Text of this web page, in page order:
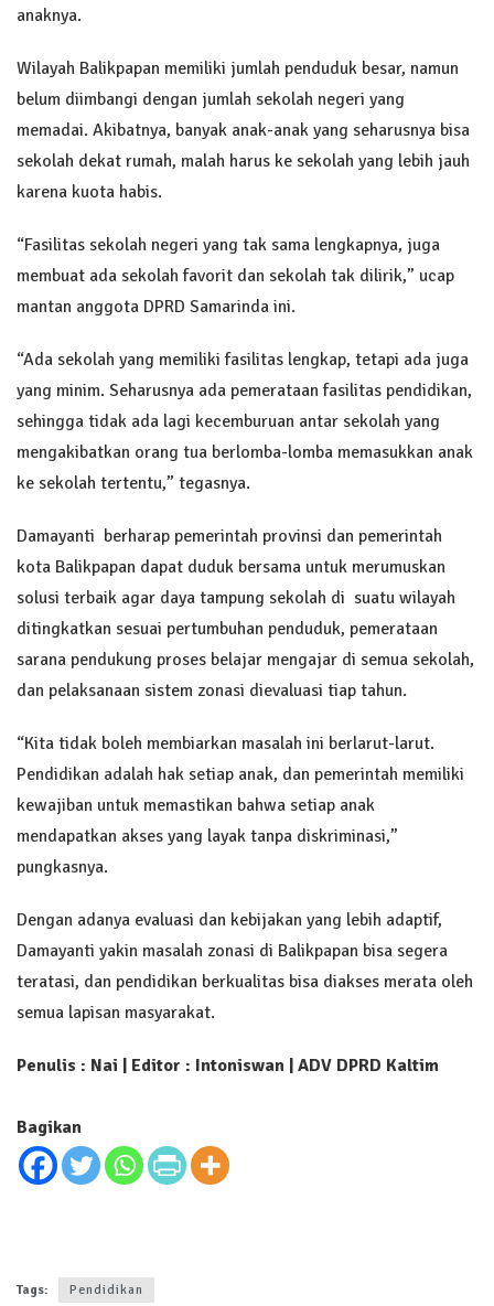
anaknya.
Wilayah Balikpapan memiliki jumlah penduduk besar, namun
belum diimbangi dengan jumlah sekolah negeri yang
memadai. Akibatnya, banyak anak-anak yang seharusnya bisa
sekolah dekat rumah, malah harus ke sekolah yang lebih jauh
karena kuota habis.
“Fasilitas sekolah negeri yang tak sama lengkapnya, juga
membuat ada sekolah favorit dan sekolah tak dilirik,” ucap
mantan anggota DPRD Samarinda ini.
“Ada sekolah yang memiliki fasilitas lengkap, tetapi ada juga
yang minim. Seharusnya ada pemerataan fasilitas pendidikan,
sehingga tidak ada lagi kecemburuan antar sekolah yang
mengakibatkan orang tua berlomba-lomba memasukkan anak
ke sekolah tertentu,” tegasnya.
Damayanti berharap pemerintah provinsi dan pemerintah
kota Balikpapan dapat duduk bersama untuk merumuskan
solusi terbaik agar daya tampung sekolah di suatu wilayah
ditingkatkan sesuai pertumbuhan penduduk, pemerataan
sarana pendukung proses belajar mengajar di semua sekolah,
dan pelaksanaan sistem zonasi dievaluasi tiap tahun.
“Kita tidak boleh membiarkan masalah ini berlarut-larut.
Pendidikan adalah hak setiap anak, dan pemerintah memiliki
kewajiban untuk memastikan bahwa setiap anak
mendapatkan akses yang layak tanpa diskriminasi,”
pungkasnya.
Dengan adanya evaluasi dan kebijakan yang lebih adaptif,
Damayanti yakin masalah zonasi di Balikpapan bisa segera
teratasi, dan pendidikan berkualitas bisa diakses merata oleh
semua lapisan masyarakat.
Penulis : Nai | Editor : Intoniswan | ADV DPRD Kaltim
Bagikan
Tags: Pendidikan